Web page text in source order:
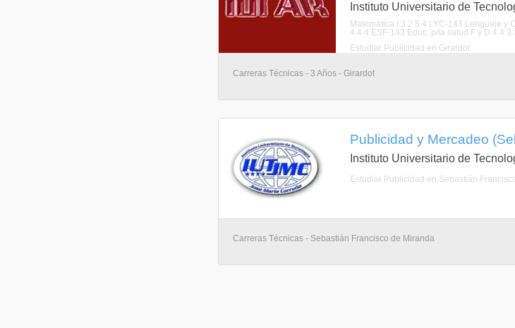
Instituto Universitario de
Matemática I 3 2 5 4 LYC-143 Lenguaje y
4 4 4 ESF-143 Educ. p/la salud F y D 4 4
Estudiar Publicidad en Girardot
Carreras Técnicas - 3 Años - Girardot
Publicidad y Mercadeo
Instituto Universitario de
Estudiar Publicidad en Sebastián
Carreras Técnicas - Sebastián Francisco de Miranda